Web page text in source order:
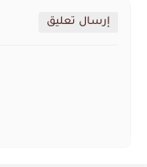
إرسال تعليق